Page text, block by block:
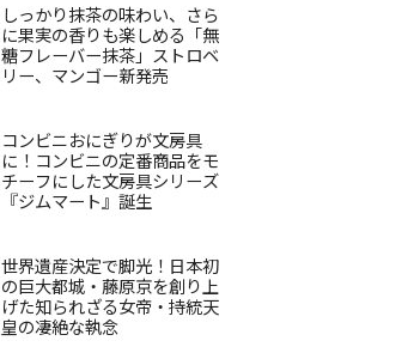
しっかり抹茶の味わい、さら
に果実の香りも楽しめる「無
糖フレーバー抹茶」ストロベ
リー、マンゴー新発売
コンビニおにぎりが文房具
に！コンビニの定番商品をモ
チーフにした文房具シリーズ
『ジムマート』誕生
世界遺産決定で脚光！日本初
の巨大都城・藤原京を創り上
げた知られざる女帝・持統天
皇の凄絶な執念